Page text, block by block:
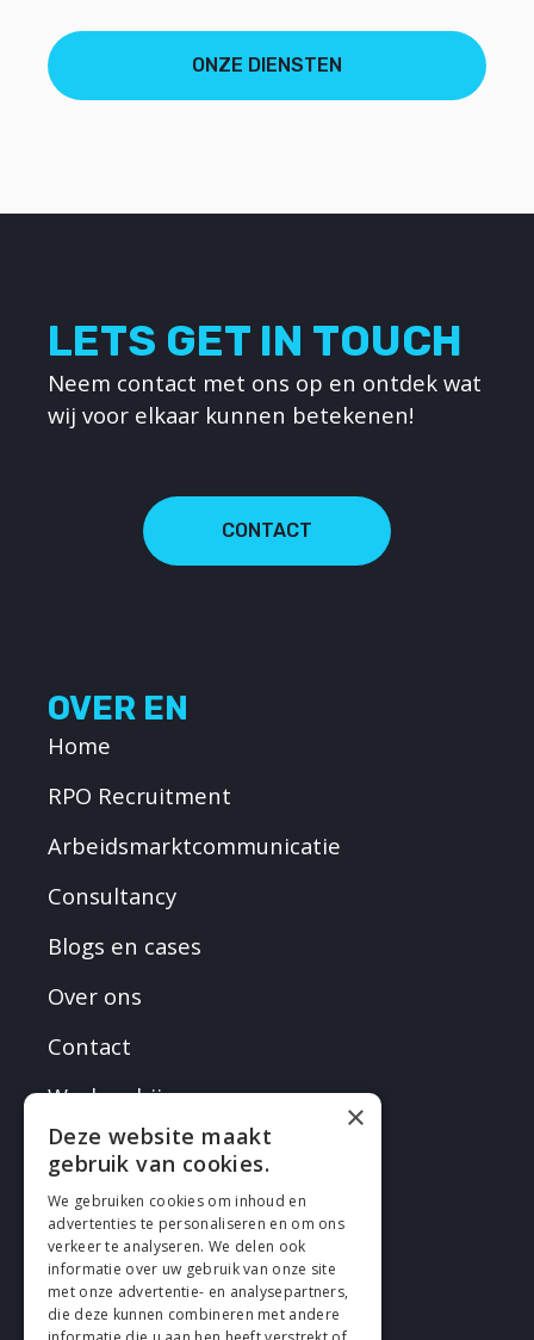
ONZE DIENSTEN
LETS GET IN TOUCH
Neem contact met ons op en ontdek wat
wij voor elkaar kunnen betekenen!
CONTACT
OVER EN
Home
RPO Recruitment
Arbeidsmarktcommunicatie
Consultancy
Blogs en cases
Over ons
Contact
Werken bij
VOLG EN
×
Deze website maakt
gebruik van cookies.
We gebruiken cookies om inhoud en
advertenties te personaliseren en om ons
verkeer te analyseren. We delen ook
informatie over uw gebruik van onze site
met onze advertentie- en analysepartners,
die deze kunnen combineren met andere